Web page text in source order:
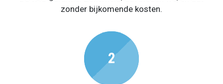
zonder bijkomende kosten.